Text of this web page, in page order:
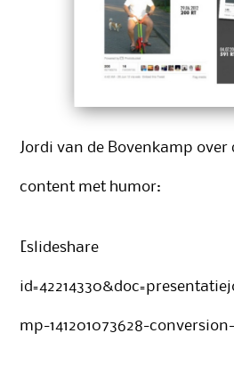
Jordi van de Bovenkamp over
content met humor:
[slideshare
mp-141201073628-